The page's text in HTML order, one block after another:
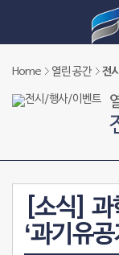
Home 열린 공간 전
[소식] 과
‘과기유